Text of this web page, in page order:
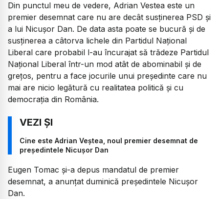
Din punctul meu de vedere, Adrian Vestea este un
premier desemnat care nu are decât susținerea PSD și
a lui Nicușor Dan. De data asta poate se bucură și de
susținerea a câtorva lichele din Partidul Național
Liberal care probabil l-au încurajat să trădeze Partidul
Național Liberal într-un mod atât de abominabil și de
grețos, pentru a face jocurile unui președinte care nu
mai are nicio legătură cu realitatea politică și cu
democrația din România.
Cine este Adrian Veștea, noul premier desemnat de
președintele Nicușor Dan
Eugen Tomac și-a depus mandatul de premier
desemnat, a anunțat duminică președintele Nicușor
Dan.